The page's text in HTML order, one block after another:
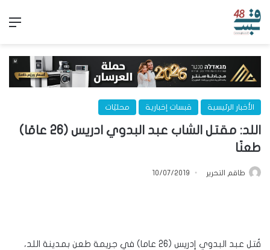
الأخبار الرئيسية قبسات إخبارية محليّات
اللد: مقتل الشاب عبد البدوي ادريس (26 عامًا)
طعنًا
طاقم التحرير 10/07/2019
قُتل عبد البدوي إدريس (26 عاما) في جريمة طعن بمدينة اللد،